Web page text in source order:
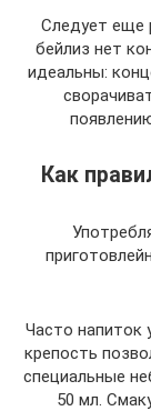
Следует еще
бейлиз нет
идеальны:
Как
Часто напиток
крепость
специальные
50 мл.